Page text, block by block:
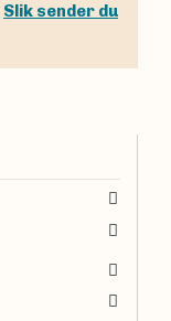
Slik sender du